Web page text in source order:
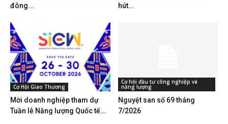
đông...
hút...
Cơ Hội Giao Thương
Mời doanh nghiệp tham dự
Tuần lễ Năng lượng Quốc tế...
Cơ hội đầu tư công nghiệp và
năng lượng
Nguyệt san số 69 tháng
7/2026